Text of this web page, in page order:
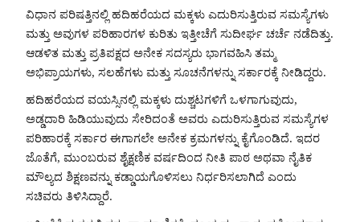
ವಿಧಾನ ಪರಿಷತ್ತಿನಲ್ಲಿ ಹದಿಹರೆಯದ ಮಕ್ಕಳು ಎದುರಿಸುತ್ತಿರುವ ಸಮಸ್ಯೆಗಳು
ಮತ್ತು ಅವುಗಳ ಪರಿಹಾರಗಳ ಕುರಿತು ಇತ್ತೀಚೆಗೆ ಸುದೀರ್ಘ ಚರ್ಚೆ ನಡೆದಿತ್ತು.
ಆಡಳಿತ ಮತ್ತು ಪ್ರತಿಪಕ್ಷದ ಅನೇಕ ಸದಸ್ಯರು ಭಾಗವಹಿಸಿ ತಮ್ಮ
ಅಭಿಪ್ರಾಯಗಳು, ಸಲಹೆಗಳು ಮತ್ತು ಸೂಚನೆಗಳನ್ನು ಸರ್ಕಾರಕ್ಕೆ ನೀಡಿದ್ದರು.
ಹದಿಹರೆಯದ ವಯಸ್ಸಿನಲ್ಲಿ ಮಕ್ಕಳು ದುಶ್ಚಟಗಳಿಗೆ ಒಳಗಾಗುವುದು,
ಅಡ್ಡದಾರಿ ಹಿಡಿಯುವುದು ಸೇರಿದಂತೆ ಅವರು ಎದುರಿಸುತ್ತಿರುವ ಸಮಸ್ಯೆಗಳ
ಪರಿಹಾರಕ್ಕೆ ಸರ್ಕಾರ ಈಗಾಗಲೇ ಅನೇಕ ಕ್ರಮಗಳನ್ನು ಕೈಗೊಂಡಿದೆ. ಇದರ
ಜೊತೆಗೆ, ಮುಂಬರುವ ಶೈಕ್ಷಣಿಕ ವರ್ಷದಿಂದ ನೀತಿ ಪಾಠ ಅಥವಾ ನೈತಿಕ
ಮೌಲ್ಯದ ಶಿಕ್ಷಣವನ್ನು ಕಡ್ಡಾಯಗೊಳಿಸಲು ನಿರ್ಧರಿಸಲಾಗಿದೆ ಎಂದು
ಸಚಿವರು ತಿಳಿಸಿದ್ದಾರೆ.